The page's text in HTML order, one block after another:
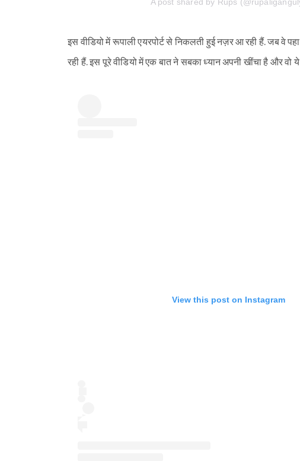
इस वीडियो में रूपाली एयरपोर्ट से निकलती हुई नज़र आ रही हैं. जब वे
रही हैं. इस पूरे वीडियो में एक बात ने सबका ध्यान अपनी खींचा है और वो
View this post on Instagram